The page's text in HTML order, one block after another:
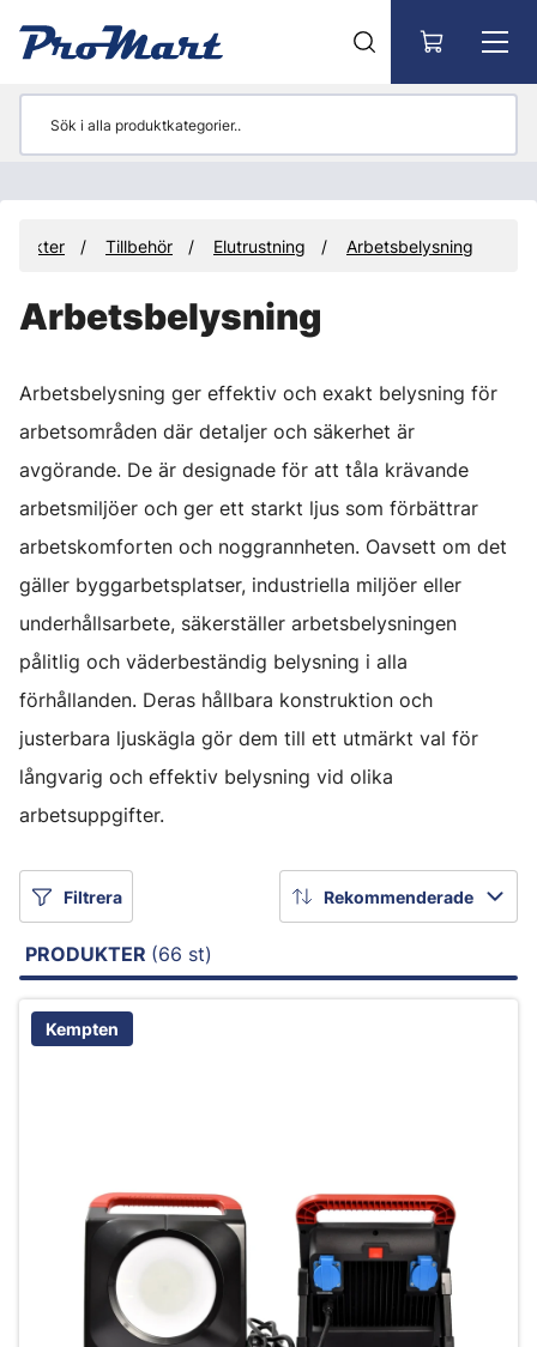
Tillbehör Elutrustning Arbetsbelysning
Arbetsbelysning
Arbetsbelysning ger effektiv och exakt belysning för
arbetsområden där detaljer och säkerhet är
avgörande. De är designade för att tåla krävande
arbetsmiljöer och ger ett starkt ljus som förbättrar
arbetskomforten och noggrannheten. Oavsett om det
gäller byggarbetsplatser, industriella miljöer eller
underhållsarbete, säkerställer arbetsbelysningen
pålitlig och väderbeständig belysning i alla
förhållanden. Deras hållbara konstruktion och
justerbara ljuskägla gör dem till ett utmärkt val för
långvarig och effektiv belysning vid olika
arbetsuppgifter.
Filtrera Rekommenderade
PRODUKTER (66 st)
Kempten